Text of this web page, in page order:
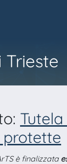
è finalizzata